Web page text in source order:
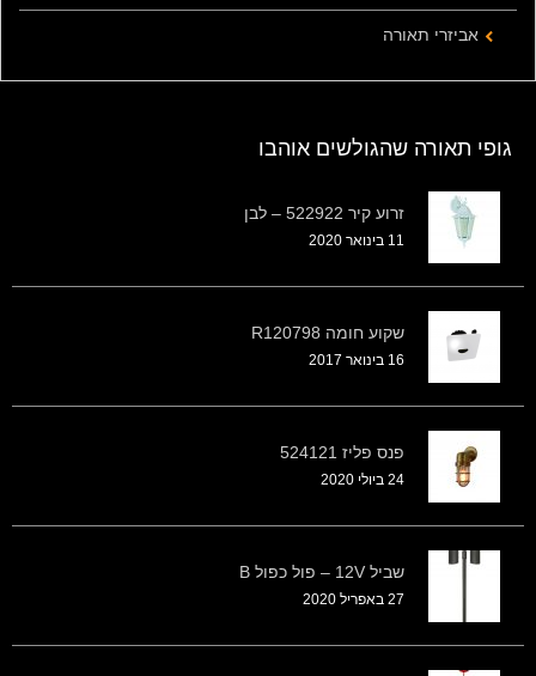
אביזרי תאורה
גופי תאורה שהגולשים אוהבו
זרוע קיר 522922 – לבן
11 בינואר 2020
שקוע חומה R120798
16 בינואר 2017
פנס פליז 524121
24 ביולי 2020
שביל 12V – פול כפול B
27 באפריל 2020